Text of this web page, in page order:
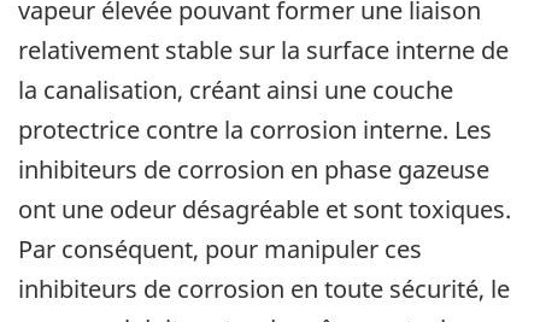
vapeur élevée pouvant former une liaison
relativement stable sur la surface interne de
la canalisation, créant ainsi une couche
protectrice contre la corrosion interne. Les
inhibiteurs de corrosion en phase gazeuse
ont une odeur désagréable et sont toxiques.
Par conséquent, pour manipuler ces
inhibiteurs de corrosion en toute sécurité, le